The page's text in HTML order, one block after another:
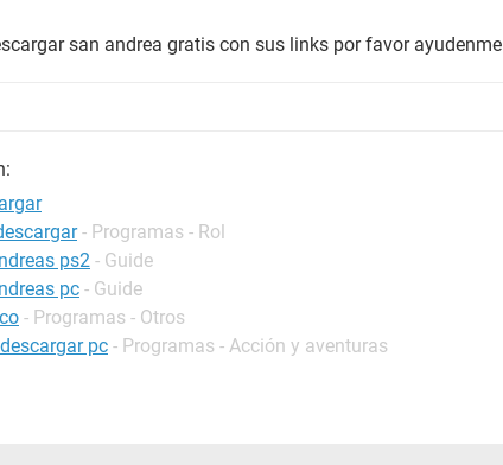
san andrea gratis con sus links por favor ayudenme
- Programas - Rol
ps2 - Guide
pc - Guide
- Programas - Otros
pc - Programas - Acción y aventuras